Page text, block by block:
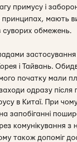
примусу і
принципах, мають
обмежень.
застосування
і Тайвань.
початку мали
одразу після
в Китаї. При
запобіганні
комунікування з
також допоміг